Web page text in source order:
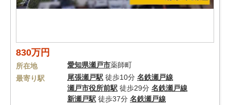
830万円
所在地 愛知県瀬戸市薬師町
最寄り駅
尾張瀬戸駅 徒歩10分 名鉄瀬戸線
瀬戸市役所前駅 徒歩29分 名鉄瀬戸線
新瀬戸駅 徒歩37分 名鉄瀬戸線